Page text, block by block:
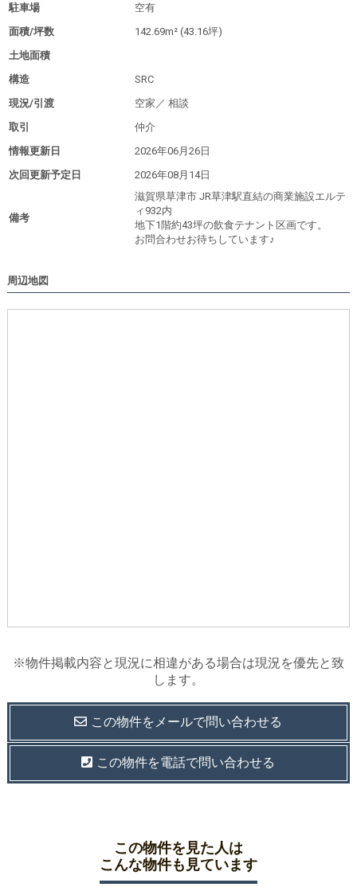
駐車場
空有
面積/坪数
142.69m² (43.16坪)
土地面積
構造
SRC
現況/引渡
空家／ 相談
取引
仲介
情報更新日
2026年06月26日
次回更新予定日
2026年08月14日
備考
滋賀県草津市 JR草津駅直結の商業施設エルテ
ィ932内
地下1階約43坪の飲食テナント区画です。
お問合わせお待ちしています♪
周辺地図
※物件掲載内容と現況に相違がある場合は現況を優先と致
します。
この物件を メールで問い合わせる
この物件を電話で問い合わせる
この物件を見た人は
こんな物件も見ています